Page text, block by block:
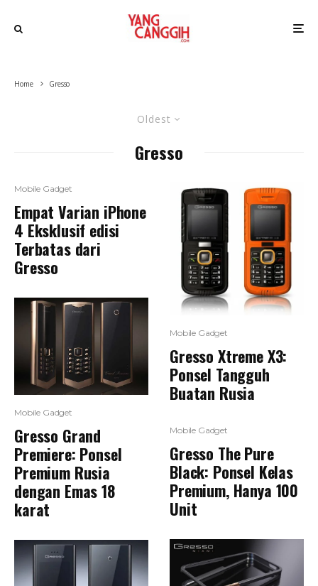
Home Gresso
Oldest
Gresso
Mobile Gadget
Empat Varian iPhone
4 Eksklusif edisi
Terbatas dari
Gresso
Mobile Gadget
Gresso Grand
Premiere: Ponsel
Premium Rusia
dengan Emas 18
karat
Mobile Gadget
Gresso Xtreme X3:
Ponsel Tangguh
Buatan Rusia
Mobile Gadget
Gresso The Pure
Black: Ponsel Kelas
Premium, Hanya 100
Unit